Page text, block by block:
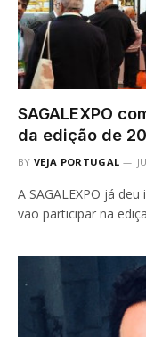
SAGALEXPO
da edição de
BY VEJA PORTUGAL
A SAGALEXPO já
vão participar na